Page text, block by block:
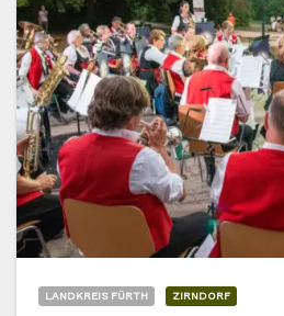
LANDKREIS FÜRTH ZIRNDORF